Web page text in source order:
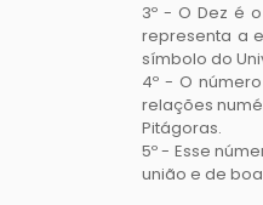
3º - O Dez é
representa a
símbolo do
4º - O
relações
Pitágoras.
5º - Esse
união e de